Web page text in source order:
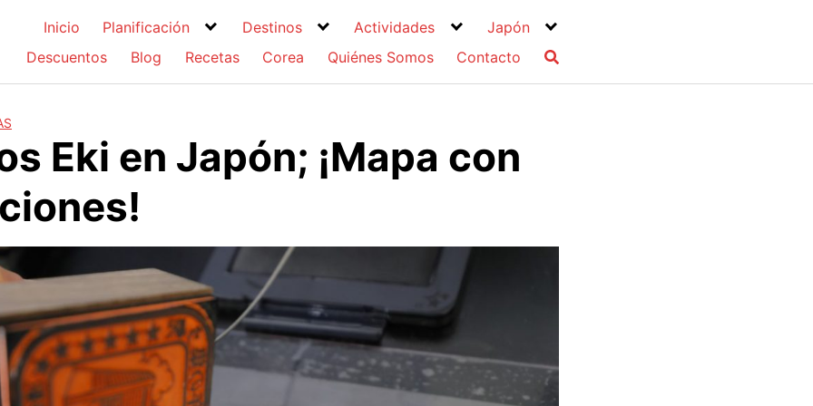
Inicio Planificación Destinos Actividades
Japón
Descuentos
Blog Recetas Corea Quiénes Somos Contacto
Eki en Japón; ¡Mapa con